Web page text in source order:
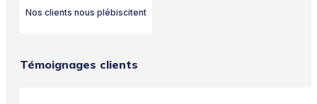
Nos clients nous plébiscitent
Témoignages clients